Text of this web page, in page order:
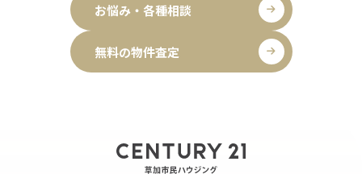
お悩み・各種相談
無料の物件査定